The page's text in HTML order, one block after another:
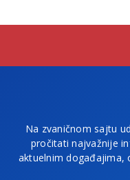
Na zvaničnom sajtu
pročitati najvažnije
aktuelnim događajima,